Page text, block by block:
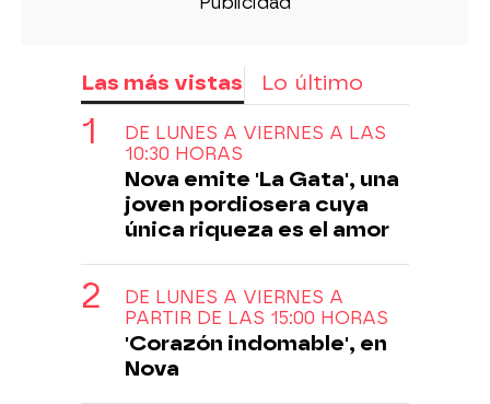
Las más vistas Lo último
DE LUNES A VIERNES A LAS
10:30 HORAS
Nova emite 'La Gata', una
joven pordiosera cuya
única riqueza es el amor
DE LUNES A VIERNES A
PARTIR DE LAS 15:00 HORAS
'Corazón indomable', en
Nova